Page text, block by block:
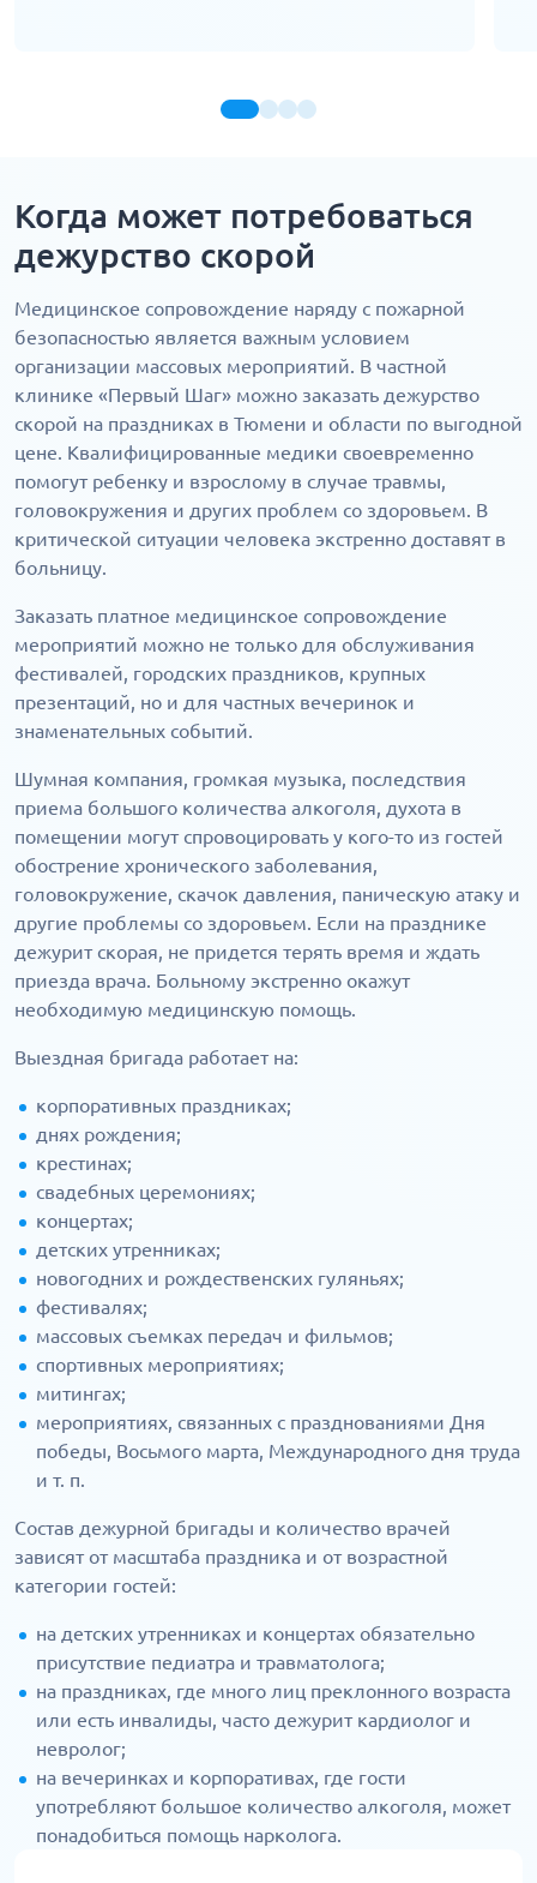
Когда может потребоваться
дежурство скорой
Медицинское сопровождение наряду с пожарной
безопасностью является важным условием
организации массовых мероприятий. В частной
клинике «Первый Шаг» можно заказать дежурство
скорой на праздниках в Тюмени и области по выгодной
цене. Квалифицированные медики своевременно
помогут ребенку и взрослому в случае травмы,
головокружения и других проблем со здоровьем. В
критической ситуации человека экстренно доставят в
больницу.
Заказать платное медицинское сопровождение
мероприятий можно не только для обслуживания
фестивалей, городских праздников, крупных
презентаций, но и для частных вечеринок и
знаменательных событий.
Шумная компания, громкая музыка, последствия
приема большого количества алкоголя, духота в
помещении могут спровоцировать у кого-то из гостей
обострение хронического заболевания,
головокружение, скачок давления, паническую атаку и
другие проблемы со здоровьем. Если на празднике
дежурит скорая, не придется терять время и ждать
приезда врача. Больному экстренно окажут
необходимую медицинскую помощь.
Выездная бригада работает на:
корпоративных праздниках;
днях рождения;
крестинах;
свадебных церемониях;
концертах;
детских утренниках;
новогодних и рождественских гуляньях;
фестивалях;
массовых съемках передач и фильмов;
спортивных мероприятиях;
митингах;
мероприятиях, связанных с празднованиями Дня
победы, Восьмого марта, Международного дня труда
и т. п.
Состав дежурной бригады и количество врачей
зависят от масштаба праздника и от возрастной
категории гостей:
на детских утренниках и концертах обязательно
присутствие педиатра и травматолога;
на праздниках, где много лиц преклонного возраста
или есть инвалиды, часто дежурит кардиолог и
невролог;
на вечеринках и корпоративах, где гости
употребляют большое количество алкоголя, может
понадобиться помощь нарколога.